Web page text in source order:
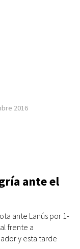
2016
ante el
ante Lanús por 1-
frente a
y esta tarde